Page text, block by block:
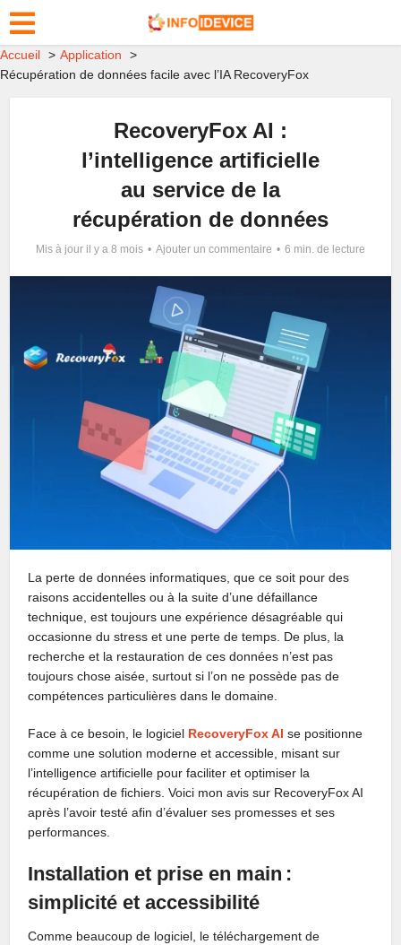
Accueil
Application
Récupération de données facile avec l’IA RecoveryFox
RecoveryFox AI :
l’intelligence artificielle
au service de la
récupération de données
Mis à jour il y a 8 mois Ajouter un commentaire 6 min. de lecture
La perte de données informatiques, que ce soit pour des
raisons accidentelles ou à la suite d’une défaillance
technique, est toujours une expérience désagréable qui
occasionne du stress et une perte de temps. De plus, la
recherche et la restauration de ces données n’est pas
toujours chose aisée, surtout si l’on ne possède pas de
compétences particulières dans le domaine.
Face à ce besoin, le logiciel RecoveryFox AI se positionne
comme une solution moderne et accessible, misant sur
l’intelligence artificielle pour faciliter et optimiser la
récupération de fichiers. Voici mon avis sur RecoveryFox AI
après l’avoir testé afin d’évaluer ses promesses et ses
performances.
Installation et prise en main :
simplicité et accessibilité
Comme beaucoup de logiciel, le téléchargement de